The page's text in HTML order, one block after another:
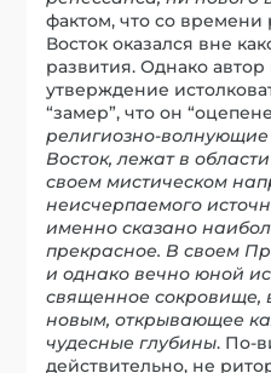
фактом, что со
Восток оказался вне
развития. Однако
утверждение
“замер”, что он
религиозно-
Восток, лежат в
своем мистическом
неисчерпаемого
именно сказано
прекрасное. В своем
и однако вечно юной
священное сокровище,
новым, открывающее
чудесные глубины. По-
действительно, не